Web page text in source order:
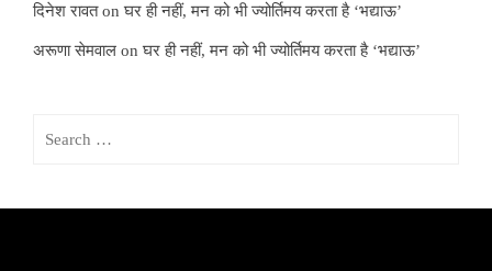
दिनेश रावतonघर ही नहीं, मन को भी ज्योर्तिमय करता है ‘भद्याऊ’
अरूणा सेमवाल onघर ही नहीं, मन को भी ज्योर्तिमय करता है ‘भद्याऊ’